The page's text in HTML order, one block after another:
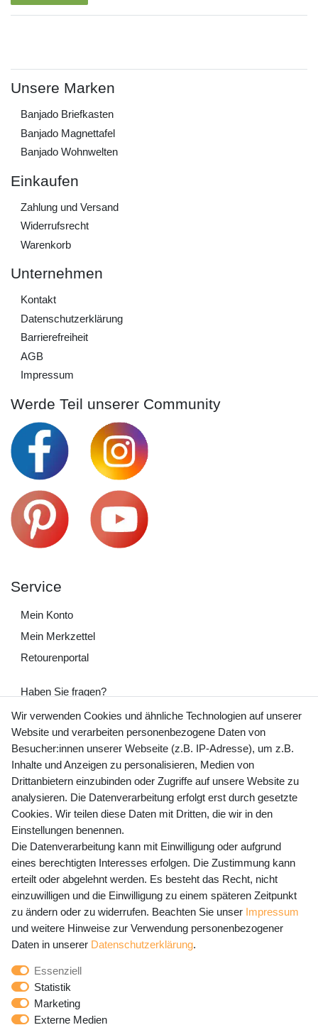
Unsere Marken
Banjado Briefkasten
Banjado Magnettafel
Banjado Wohnwelten
Einkaufen
Zahlung und Versand
Widerrufs­recht
Warenkorb
Unternehmen
Kontakt
Daten­schutz­erklärung
Barrierefreiheit
AGB
Impressum
Werde Teil unserer Community
Service
Mein Konto
Mein Merkzettel
Retourenportal
Haben Sie fragen?
+49 (0) 35243 460 400
Mo-Fr 9-15 Uhr
shop@banjado.com
Preisangaben inkl. gesetzl. MwSt. und zzgl. Service- und
Versandkosten
Newsletter Anmeldung - Keine Angebote
mehr verpassen!
E-MAIL **
Newsletter
Honig
Hiermit bestätige ich, dass ich die
gelesen habe. Meine Einwilligung kann ich jederzeit
widerrufen.**
Wir verwenden Cookies und ähnliche Technologien auf unserer
Website und verarbeiten personenbezogene Daten von
Besucher:innen unserer Webseite (z.B. IP-Adresse), um z.B.
Inhalte und Anzeigen zu personalisieren, Medien von
Drittanbietern einzubinden oder Zugriffe auf unsere Website zu
analysieren. Die Datenverarbeitung erfolgt erst durch gesetzte
Cookies. Wir teilen diese Daten mit Dritten, die wir in den
Einstellungen benennen.
Die Datenverarbeitung kann mit Einwilligung oder aufgrund
eines berechtigten Interesses erfolgen. Die Zustimmung kann
erteilt oder abgelehnt werden. Es besteht das Recht, nicht
einzuwilligen und die Einwilligung zu einem späteren Zeitpunkt
zu ändern oder zu widerrufen. Beachten Sie unser Impressum
und weitere Hinweise zur Verwendung personenbezogener
Daten in unserer Daten­schutz­erklärung.
Essenziell
Statistik
Marketing
Externe Medien